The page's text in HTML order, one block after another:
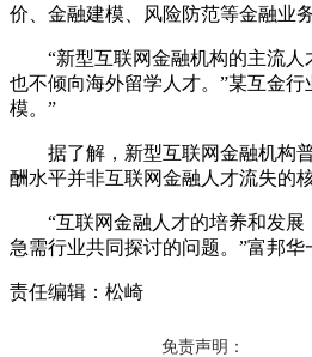
价、金融建模、风险防范等金融业
“新型互联网金融机构的主流人才
也不倾向海外留学人才。”某互金
模。”
据了解，新型互联网金融机构普
酬水平并非互联网金融人才流失的
“互联网金融人才的培养和发展
急需行业共同探讨的问题。”富邦
责任编辑：松崎
免责声明：